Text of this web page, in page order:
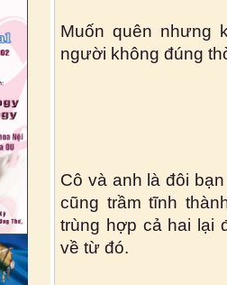
Muốn quên nhưng
người không đúng
Cô và anh là đôi
cũng trầm tĩnh
trùng hợp cả hai lại
về từ đó.